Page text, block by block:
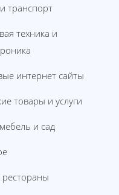
транспорт
техника и
интернет сайты
товары и услуги
и сад
рестораны